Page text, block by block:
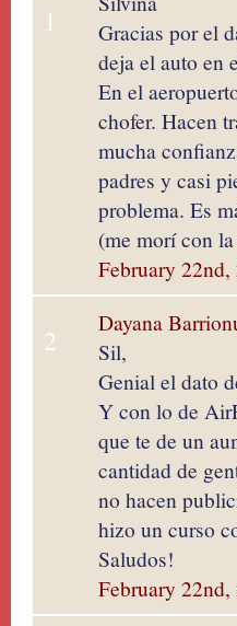
1
Gracias por el
deja el auto en
En el
chofer. Hacen
mucha
padres y casi
problema. Es
(me morí con
February
2
Dayana
Sil,
Genial el dato
Y con lo de
que te de un
cantidad de
no hacen
hizo un curso
Saludos!
February